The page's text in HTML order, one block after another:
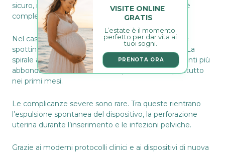
sicuro, ma come qualsiasi dispositivo medico non è
completamente priva di rischi.
Nel caso della spirale ormonale possono comparire
spotting iniziale, alterazioni del ciclo o amenorrea. La
spirale al rame può invece associarsi a sanguinamenti più
abbondanti e dolore mestruale più intenso, soprattutto
nei primi mesi.
Le complicanze severe sono rare. Tra queste rientrano
l’espulsione spontanea del dispositivo, la perforazione
uterina durante l’inserimento e le infezioni pelviche.
Grazie ai moderni protocolli clinici e ai dispositivi di nuova
VISITE ONLINE
GRATIS
L’estate è il momento
perfetto per dar vita ai
tuoi sogni.
PRENOTA ORA